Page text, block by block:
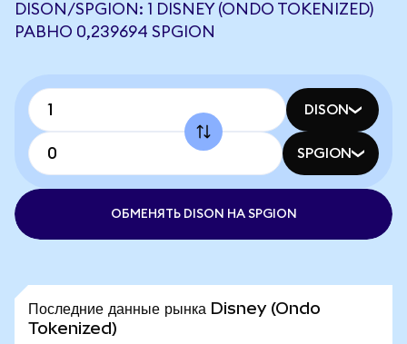
DISON/SPGION: 1 DISNEY (ONDO TOKENIZED)
РАВНО 0,239694 SPGION
DISON
SPGION
ОБМЕНЯТЬ DISON НА SPGION
Последние данные рынка Disney (Ondo
Tokenized)